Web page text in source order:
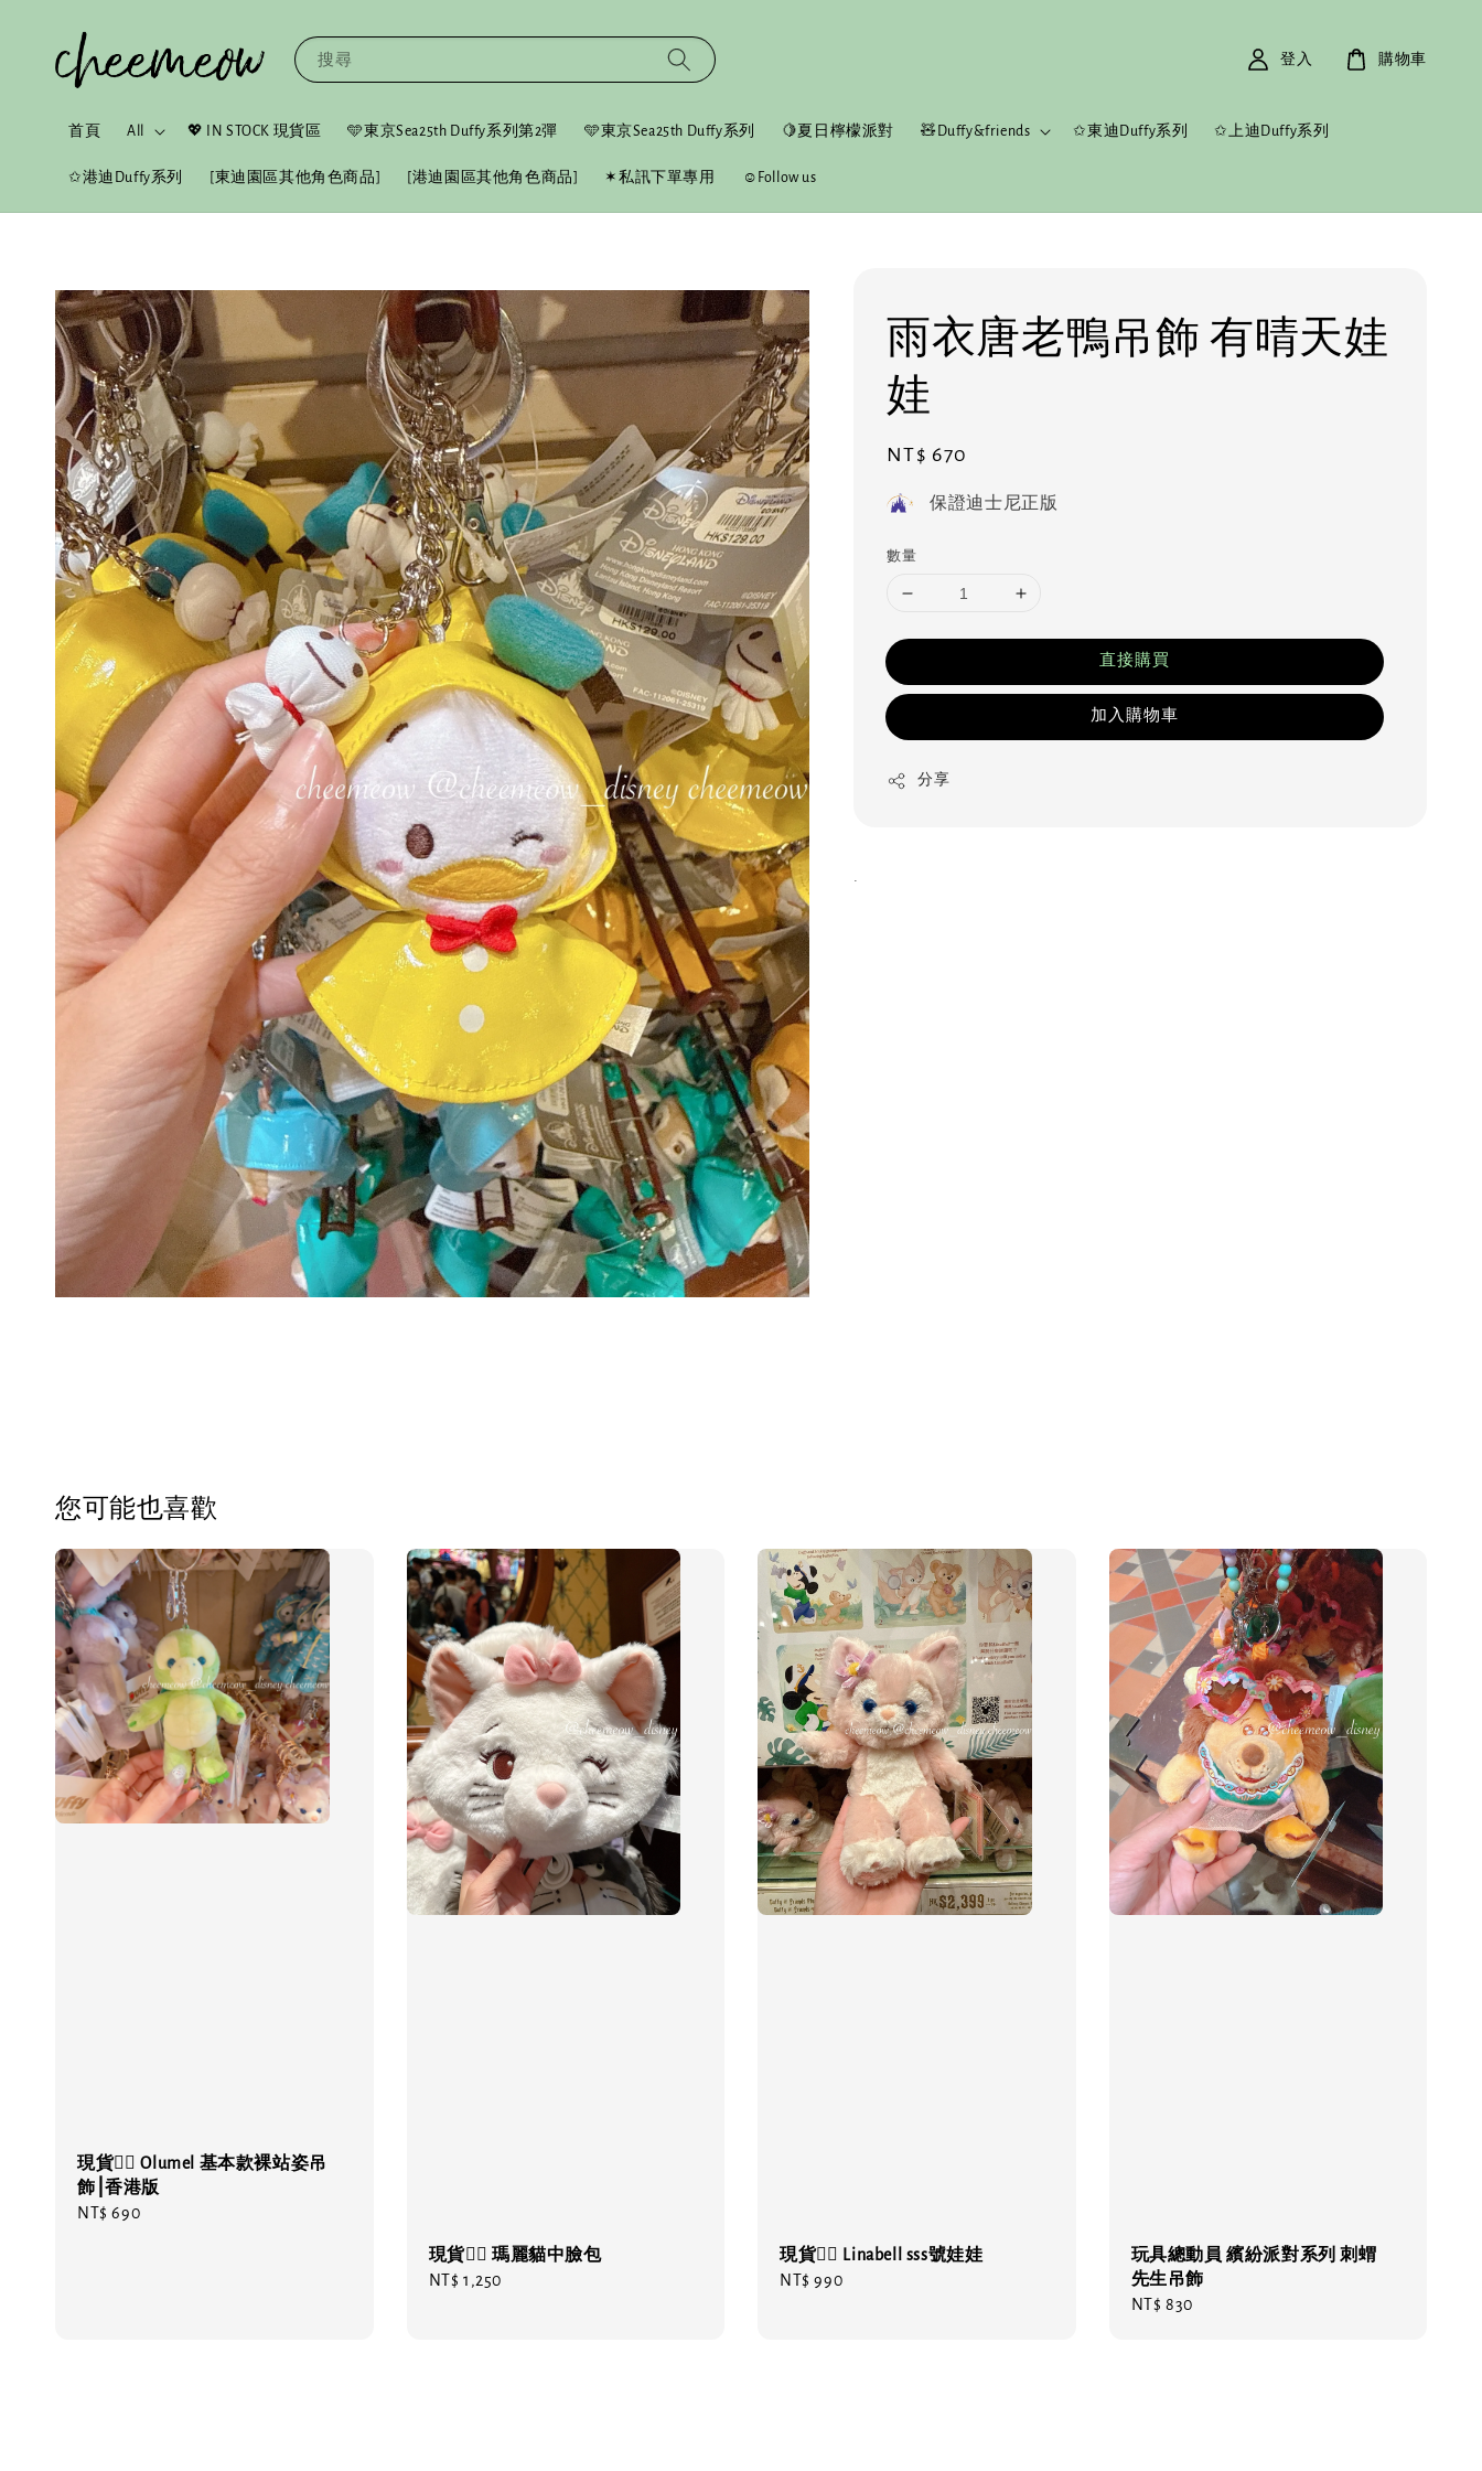
搜尋
首頁 All 💖 IN STOCK 現貨區 🩵東京Sea25th Duffy系列第2彈 🩵東京Sea25th Duffy系列 🍋夏日檸檬派對 🧸Duffy&friends ✩東迪Duffy系列 ✩上迪Duffy系列
✩港迪Duffy系列 [東迪園區其他角色商品] [港迪園區其他角色商品] ✶私訊下單專用 ☺︎Follow us
登入 購物車
雨衣唐老鴨吊飾 有晴天娃
娃
Regular
price
NT$ 670
保證迪士尼正版
數量
直接購買
加入購物車
分享
.
您可能也喜歡
現貨❤️‍🔥 Olumel 基本款裸站姿吊
飾⎮香港版
Regular
NT$ 690
現貨❤️‍🔥 瑪麗貓中臉包
Regular
NT$ 1,250
現貨❤️‍🔥 Linabell sss號娃娃
Regular
NT$ 990
玩具總動員 繽紛派對系列 刺蝟
先生吊飾
Regular
NT$ 830